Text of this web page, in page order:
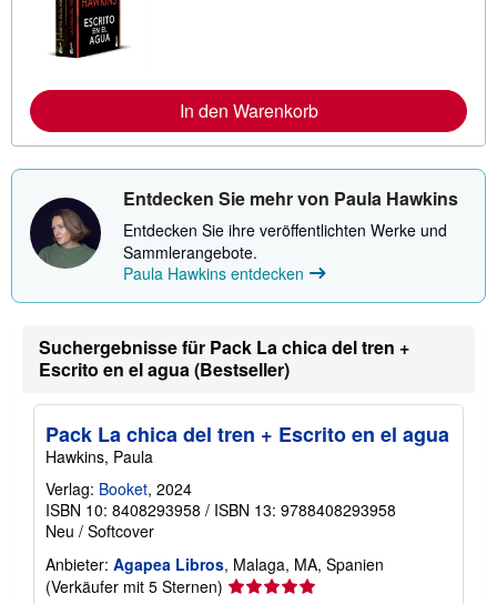
I
n
f
m
t
o
e
z
e
a
d
t
e
In den Warenkorb
Entdecken Sie mehr von Paula Hawkins
Entdecken Sie ihre veröffentlichten Werke und
Sammlerangebote.
Paula Hawkins entdecken
Suchergebnisse für Pack La chica del tren +
Escrito en el agua (Bestseller)
Pack La chica del tren + Escrito en el agua
Hawkins, Paula
Verlag: Booket, 2024
ISBN 10: 8408293958 / ISBN 13: 9788408293958
Neu / Softcover
Anbieter: Agapea Libros, Malaga, MA, Spanien
(Verkäufer mit 5 Sternen) Verkäuferbewertung